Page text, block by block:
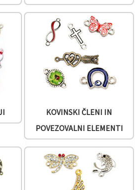
KOVINSKI ČLENI IN
POVEZOVALNI ELEMENTI